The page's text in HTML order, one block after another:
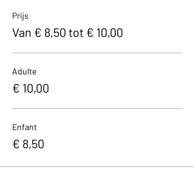
Prijs
Van € 8,50 tot € 10,00
Adulte
€ 10,00
Enfant
€ 8,50